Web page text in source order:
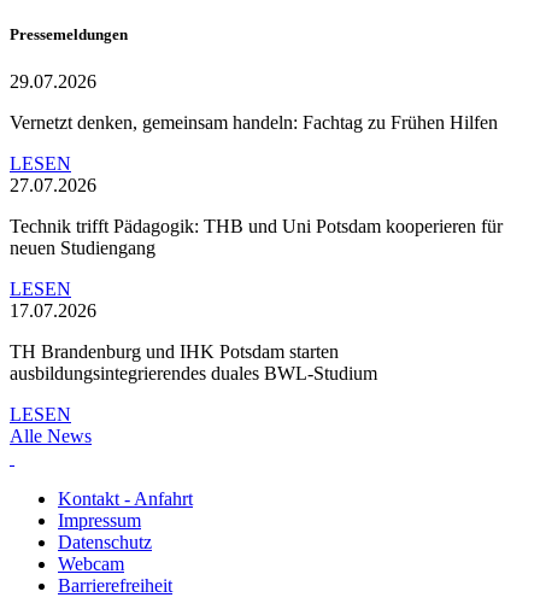
Pressemeldungen
29.07.2026
Vernetzt denken, gemeinsam handeln: Fachtag zu Frühen Hilfen
LESEN
27.07.2026
Technik trifft Pädagogik: THB und Uni Potsdam kooperieren für
neuen Studiengang
LESEN
17.07.2026
TH Brandenburg und IHK Potsdam starten
ausbildungsintegrierendes duales BWL-Studium
LESEN
Alle News
Kontakt - Anfahrt
Impressum
Datenschutz
Webcam
Barrierefreiheit